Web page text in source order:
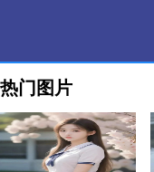
热门图片